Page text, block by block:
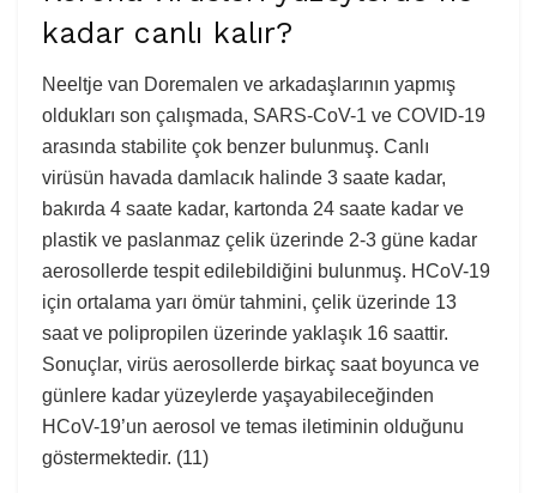
kadar canlı kalır?
Neeltje van Doremalen ve arkadaşlarının yapmış
oldukları son çalışmada, SARS-CoV-1 ve COVID-19
arasında stabilite çok benzer bulunmuş. Canlı
virüsün havada damlacık halinde 3 saate kadar,
bakırda 4 saate kadar, kartonda 24 saate kadar ve
plastik ve paslanmaz çelik üzerinde 2-3 güne kadar
aerosollerde tespit edilebildiğini bulunmuş. HCoV-19
için ortalama yarı ömür tahmini, çelik üzerinde 13
saat ve polipropilen üzerinde yaklaşık 16 saattir.
Sonuçlar, virüs aerosollerde birkaç saat boyunca ve
günlere kadar yüzeylerde yaşayabileceğinden
HCoV-19’un aerosol ve temas iletiminin olduğunu
göstermektedir. (11)